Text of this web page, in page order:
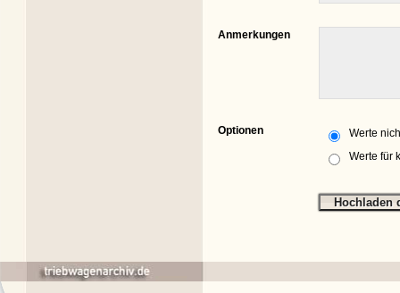
Anmerkungen
Optionen
Werte
Werte für